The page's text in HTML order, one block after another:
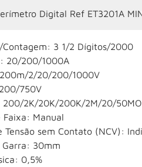
Digital Ref ET3201A
Contagem: 3 1/2 Dígitos/2000
20/200/1000A
200m/2/20/200/1000V
750V
200/2K/20K/200K/2M/20/50MO
Faixa: Manual
Tensão sem Contato (NCV):
30mm
0,5%